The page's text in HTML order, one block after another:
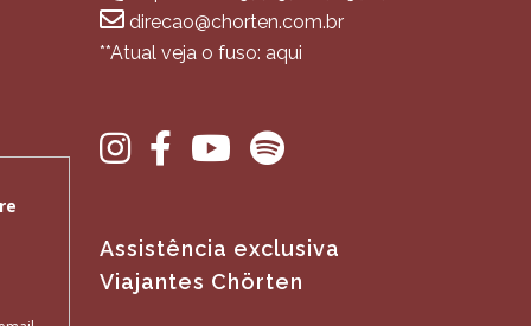
direcao@chorten.com.br
**Atual veja o fuso: aqui
Assistência exclusiva
Viajantes Chörten